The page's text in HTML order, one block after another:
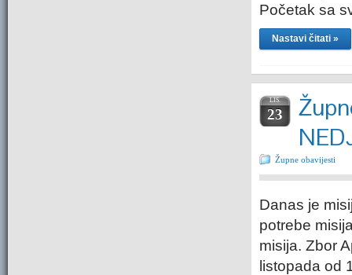
Početak sa
Nastavi čitati »
LIS.
23
Župne obavijesti
Danas je
potrebe
misija. Zbor
listopada od